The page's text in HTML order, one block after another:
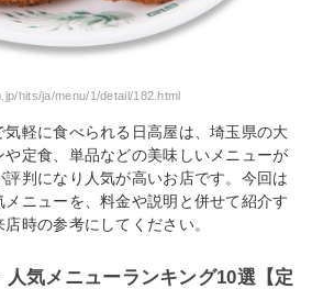
hits/ja/menu/1/detail/182.html
軽に食べられる日高屋は、埼玉県の大
定食、単品などの美味しいメニューが
判になり人気が高いお店です。今回は
ニューを、料金や説明と併せて紹介す
時の参考にしてください。
人気メニューランキング10選【定